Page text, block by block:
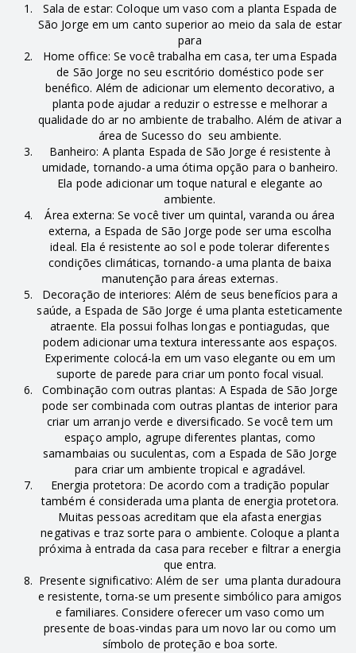
Sala de estar: Coloque um vaso com a planta Espada de
São Jorge em um canto superior ao meio da sala de estar
para
Home office: Se você trabalha em casa, ter uma Espada
de São Jorge no seu escritório doméstico pode ser
benéfico. Além de adicionar um elemento decorativo, a
planta pode ajudar a reduzir o estresse e melhorar a
qualidade do ar no ambiente de trabalho. Além de ativar a
área de Sucesso do seu ambiente.
Banheiro: A planta Espada de São Jorge é resistente à
umidade, tornando-a uma ótima opção para o banheiro.
Ela pode adicionar um toque natural e elegante ao
ambiente.
Área externa: Se você tiver um quintal, varanda ou área
externa, a Espada de São Jorge pode ser uma escolha
ideal. Ela é resistente ao sol e pode tolerar diferentes
condições climáticas, tornando-a uma planta de baixa
manutenção para áreas externas.
Decoração de interiores: Além de seus benefícios para a
saúde, a Espada de São Jorge é uma planta esteticamente
atraente. Ela possui folhas longas e pontiagudas, que
podem adicionar uma textura interessante aos espaços.
Experimente colocá-la em um vaso elegante ou em um
suporte de parede para criar um ponto focal visual.
Combinação com outras plantas: A Espada de São Jorge
pode ser combinada com outras plantas de interior para
criar um arranjo verde e diversificado. Se você tem um
espaço amplo, agrupe diferentes plantas, como
samambaias ou suculentas, com a Espada de São Jorge
para criar um ambiente tropical e agradável.
Energia protetora: De acordo com a tradição popular
também é considerada uma planta de energia protetora.
Muitas pessoas acreditam que ela afasta energias
negativas e traz sorte para o ambiente. Coloque a planta
próxima à entrada da casa para receber e filtrar a energia
que entra.
Presente significativo: Além de ser uma planta duradoura
e resistente, torna-se um presente simbólico para amigos
e familiares. Considere oferecer um vaso como um
presente de boas-vindas para um novo lar ou como um
símbolo de proteção e boa sorte.